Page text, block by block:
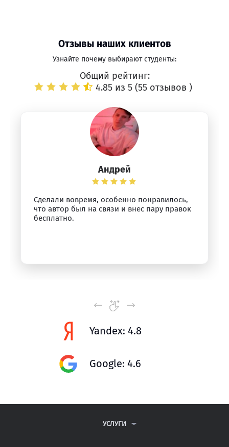
Отзывы наших клиентов
Узнайте почему выбирают студенты:
Общий рейтинг:
4.85 из 5 (55 отзывов )
Андрей
Сделали вовремя, особенно понравилось,
что автор был на связи и внес пару правок
бесплатно.
Yandex: 4.8
Google: 4.6
УСЛУГИ